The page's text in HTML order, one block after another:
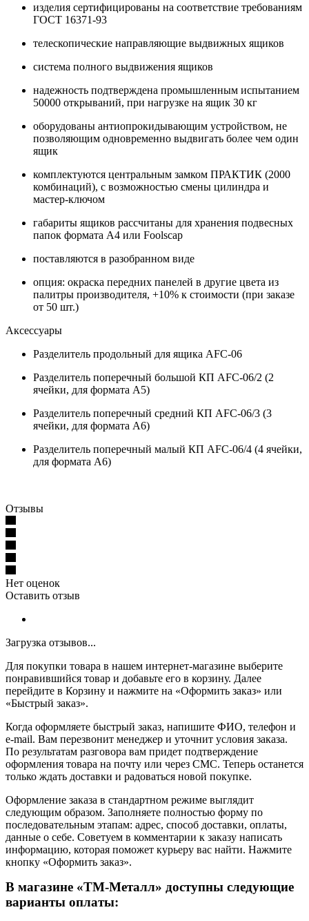
изделия сертифицированы на соответствие требованиям
ГОСТ 16371-93
телескопические направляющие выдвижных ящиков
система полного выдвижения ящиков
надежность подтверждена промышленным испытанием
50000 открываний, при нагрузке на ящик 30 кг
оборудованы антиопрокидывающим устройством, не
позволяющим одновременно выдвигать более чем один
ящик
комплектуются центральным замком ПРАКТИК (2000
комбинаций), с возможностью смены цилиндра и
мастер-ключом
габариты ящиков рассчитаны для хранения подвесных
папок формата А4 или Foolscap
поставляются в разобранном виде
опция: окраска передних панелей в другие цвета из
палитры производителя, +10% к стоимости (при заказе
от 50 шт.)
Аксессуары
Разделитель продольный для ящика AFC-06
Разделитель поперечный большой КП AFC-06/2 (2
ячейки, для формата А5)
Разделитель поперечный средний КП AFC-06/3 (3
ячейки, для формата А6)
Разделитель поперечный малый КП AFC-06/4 (4 ячейки,
для формата А6)
Отзывы
Нет оценок
Оставить отзыв
Загрузка отзывов...
Для покупки товара в нашем интернет-магазине выберите
понравившийся товар и добавьте его в корзину. Далее
перейдите в Корзину и нажмите на «Оформить заказ» или
«Быстрый заказ».
Когда оформляете быстрый заказ, напишите ФИО, телефон и
e-mail. Вам перезвонит менеджер и уточнит условия заказа.
По результатам разговора вам придет подтверждение
оформления товара на почту или через СМС. Теперь останется
только ждать доставки и радоваться новой покупке.
Оформление заказа в стандартном режиме выглядит
следующим образом. Заполняете полностью форму по
последовательным этапам: адрес, способ доставки, оплаты,
данные о себе. Советуем в комментарии к заказу написать
информацию, которая поможет курьеру вас найти. Нажмите
кнопку «Оформить заказ».
В магазине «ТМ-Металл» доступны следующие
варианты оплаты: